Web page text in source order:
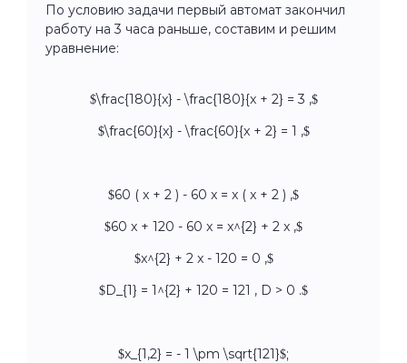
По условию задачи первый автомат закончил
работу на 3 часа раньше, составим и решим
уравнение:
$\frac{180}{x} - \frac{180}{x + 2} = 3 ,$
$\frac{60}{x} - \frac{60}{x + 2} = 1 ,$
$60 ( x + 2 ) - 60 x = x ( x + 2 ) ,$
$60 x + 120 - 60 x = x^{2} + 2 x ,$
$x^{2} + 2 x - 120 = 0 ,$
$D_{1} = 1^{2} + 120 = 121 , D > 0 .$
$x_{1,2} = - 1 \pm \sqrt{121}$;